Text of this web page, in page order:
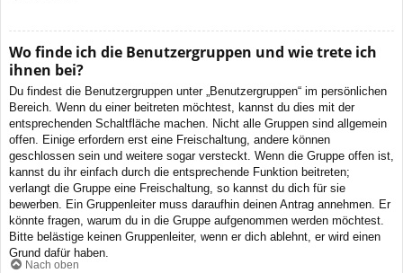
Wo finde ich die Benutzergruppen und wie trete ich
ihnen bei?
Du findest die Benutzergruppen unter „Benutzergruppen“ im persönlichen
Bereich. Wenn du einer beitreten möchtest, kannst du dies mit der
entsprechenden Schaltfläche machen. Nicht alle Gruppen sind allgemein
offen. Einige erfordern erst eine Freischaltung, andere können
geschlossen sein und weitere sogar versteckt. Wenn die Gruppe offen ist,
kannst du ihr einfach durch die entsprechende Funktion beitreten;
verlangt die Gruppe eine Freischaltung, so kannst du dich für sie
bewerben. Ein Gruppenleiter muss daraufhin deinen Antrag annehmen. Er
könnte fragen, warum du in die Gruppe aufgenommen werden möchtest.
Bitte belästige keinen Gruppenleiter, wenn er dich ablehnt, er wird einen
Grund dafür haben.
Nach oben